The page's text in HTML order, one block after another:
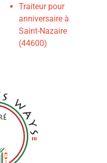
Traiteur pour
anniversaire à
Saint-Nazaire
(44600)